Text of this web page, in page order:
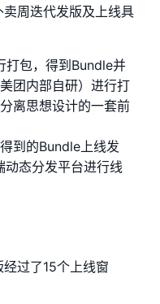
周迭代发版及上线具
打包，得到Bundle并
团内部自研）进行打
离思想设计的一套前
到的Bundle上线发
动态分发平台进行线
过了15个上线窗